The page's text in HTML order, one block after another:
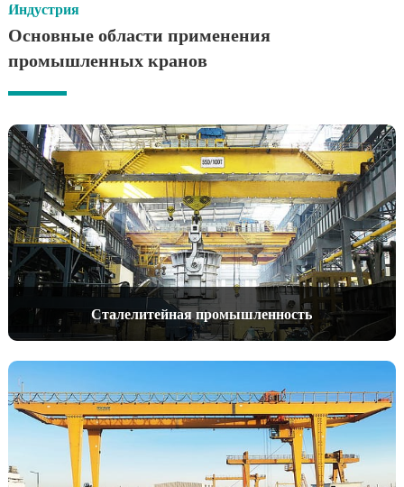
Индустрия
Основные области применения
промышленных кранов
Сталелитейная промышленность